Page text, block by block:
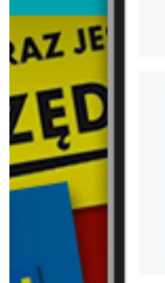
aktualna
Stokrotka
WIĘCEJ GAZETEK